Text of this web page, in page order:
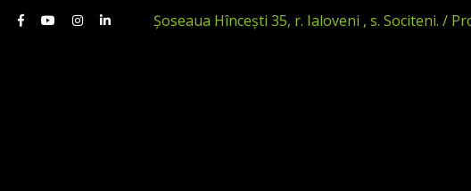
Șoseaua Hînceşti 35, r. Ialoveni , s. Sociteni. /